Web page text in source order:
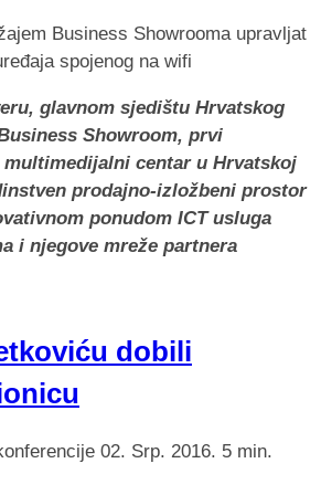
glavnom sjedištu Hrvatskog
Showroom, prvi
centar u Hrvatskoj
prodajno-izložbeni prostor
ponudom ICT usluga
i njegove mreže partnera
dobili
02. Srp. 2016. 5 min.